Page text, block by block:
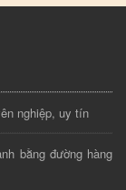
nghiệp, uy tín
bằng đường hàng